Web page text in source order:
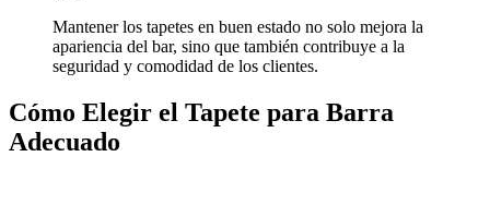
Mantener los tapetes en buen estado no solo mejora la
apariencia del bar, sino que también contribuye a la
seguridad y comodidad de los clientes.
Cómo Elegir el Tapete para Barra
Adecuado